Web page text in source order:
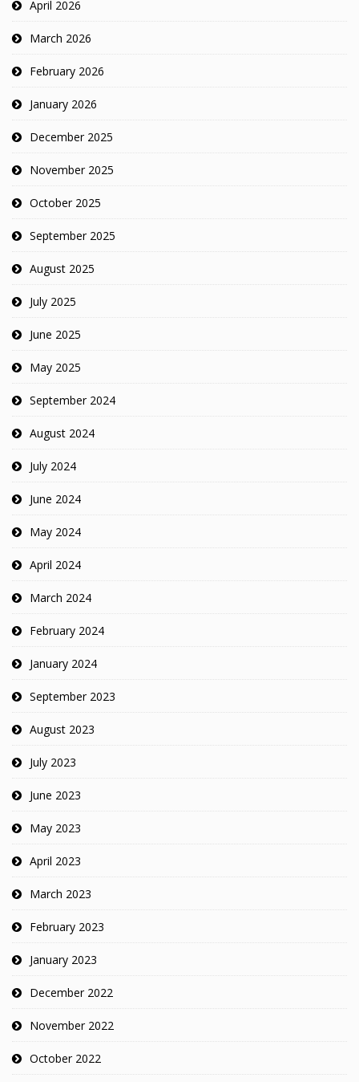
April 2026
March 2026
February 2026
January 2026
December 2025
November 2025
October 2025
September 2025
August 2025
July 2025
June 2025
May 2025
September 2024
August 2024
July 2024
June 2024
May 2024
April 2024
March 2024
February 2024
January 2024
September 2023
August 2023
July 2023
June 2023
May 2023
April 2023
March 2023
February 2023
January 2023
December 2022
November 2022
October 2022